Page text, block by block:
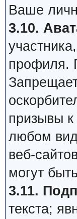
Ваше
3.10.
профиля.
призывы
любом
веб-
могут
3.11.
текста;